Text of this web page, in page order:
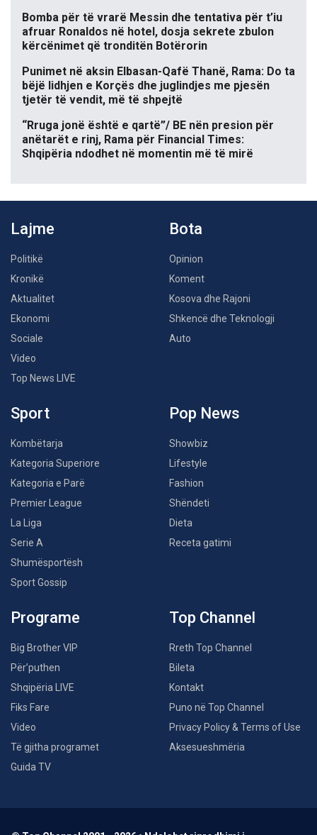
Bomba për të vrarë Messin dhe tentativa për t’iu
afruar Ronaldos në hotel, dosja sekrete zbulon
kërcënimet që tronditën Botërorin
Punimet në aksin Elbasan-Qafë Thanë, Rama: Do ta
bëjë lidhjen e Korçës dhe juglindjes me pjesën
tjetër të vendit, më të shpejtë
“Rruga jonë është e qartë”/ BE nën presion për
anëtarët e rinj, Rama për Financial Times:
Shqipëria ndodhet në momentin më të mirë
Lajme
Politikë
Kronikë
Aktualitet
Ekonomi
Sociale
Video
Top News LIVE
Bota
Opinion
Koment
Kosova dhe Rajoni
Shkencë dhe Teknologji
Auto
Sport
Kombëtarja
Kategoria Superiore
Kategoria e Parë
Premier League
La Liga
Serie A
Shumësportësh
Sport Gossip
Pop News
Showbiz
Lifestyle
Fashion
Shëndeti
Dieta
Receta gatimi
Programe
Big Brother VIP
Për’puthen
Shqipëria LIVE
Fiks Fare
Video
Të gjitha programet
Guida TV
Top Channel
Rreth Top Channel
Bileta
Kontakt
Puno në Top Channel
Privacy Policy & Terms of Use
Aksesueshmëria